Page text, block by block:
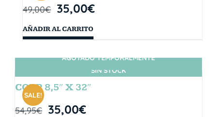
49,00€ 35,00€
AÑADIR AL CARRITO
SIN STOCK
SALE!
AGOTADO TEMPORALMENTE
CORP 8,5″ X 32″
54,95€ 35,00€